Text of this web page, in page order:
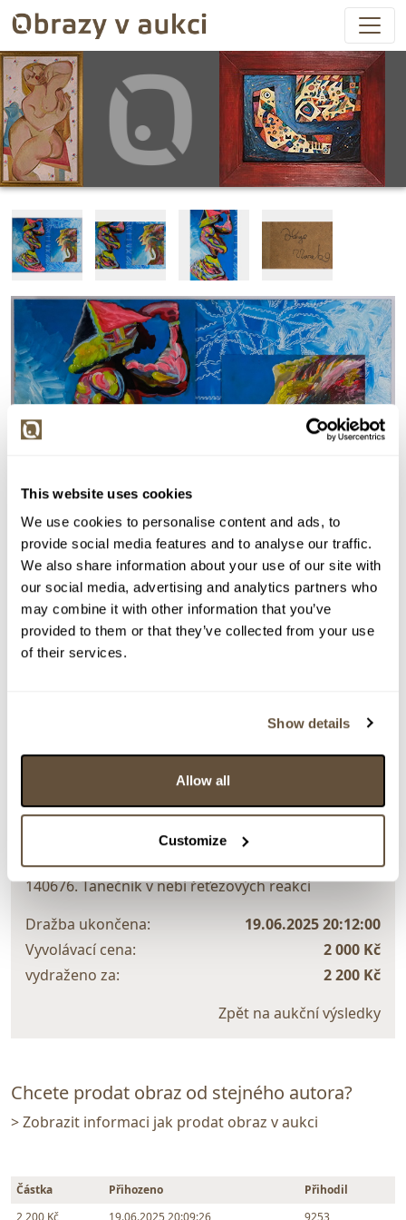
This website uses cookies
We use cookies to personalise content and ads, to
provide social media features and to analyse our traffic.
We also share information about your use of our site with
our social media, advertising and analytics partners who
may combine it with other information that you’ve
provided to them or that they’ve collected from your use
of their services.
Show details
Allow all
Customize
Detail položky
Akryl na sololitu s lakem, 80x105 cm. Signováno zezadu
> zpět na aukční výsledky
Hugo Marek
140676. Tanečník v nebi řeťezových reakcí
Dražba ukončena:
19.06.2025 20:12:00
Vyvolávací cena:
2 000 Kč
vydraženo za:
2 200 Kč
Zpět na aukční výsledky
Chcete prodat obraz od stejného autora?
> Zobrazit informaci jak prodat obraz v aukci
Částka Přihozeno
Přihodil